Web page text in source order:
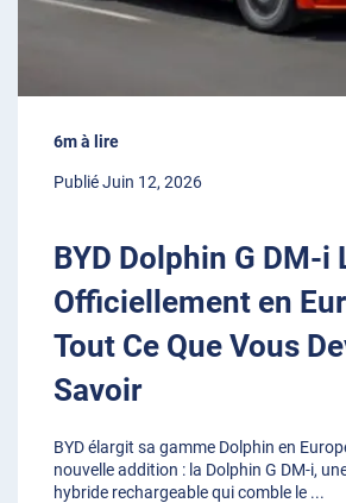
6m à lire
Publié Juin 12, 2026
BYD Dolphin G DM-i
Officiellement en
Tout Ce Que Vous
Savoir
BYD élargit sa gamme Dolphin en
nouvelle addition : la Dolphin G DM-i,
hybride rechargeable qui comble le ...